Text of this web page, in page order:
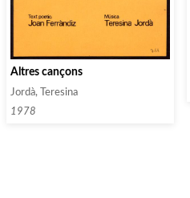
Altres cançons
Jordà, Teresina
1978